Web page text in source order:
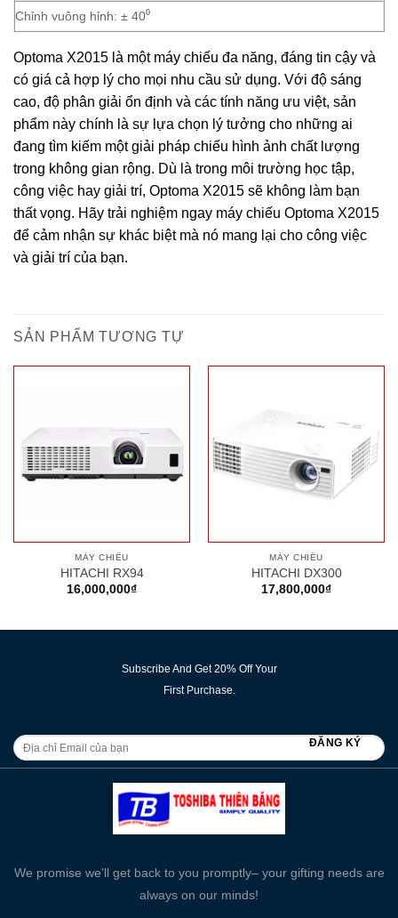
Chỉnh vuông hỉnh: ± 40⁰
Optoma X2015 là một máy chiếu đa năng, đáng tin cậy và
có giá cả hợp lý cho mọi nhu cầu sử dụng. Với độ sáng
cao, độ phân giải ổn định và các tính năng ưu việt, sản
phẩm này chính là sự lựa chọn lý tưởng cho những ai
đang tìm kiếm một giải pháp chiếu hình ảnh chất lượng
trong không gian rộng. Dù là trong môi trường học tập,
công việc hay giải trí, Optoma X2015 sẽ không làm bạn
thất vọng. Hãy trải nghiệm ngay máy chiếu Optoma X2015
để cảm nhận sự khác biệt mà nó mang lại cho công việc
và giải trí của bạn.
SẢN PHẨM TƯƠNG TỰ
MÁY CHIẾU
HITACHI RX94
16,000,000₫
MÁY CHIẾU
HITACHI DX300
17,800,000₫
Subscribe And Get 20% Off Your
First Purchase.
We promise we’ll get back to you promptly– your gifting needs are
always on our minds!